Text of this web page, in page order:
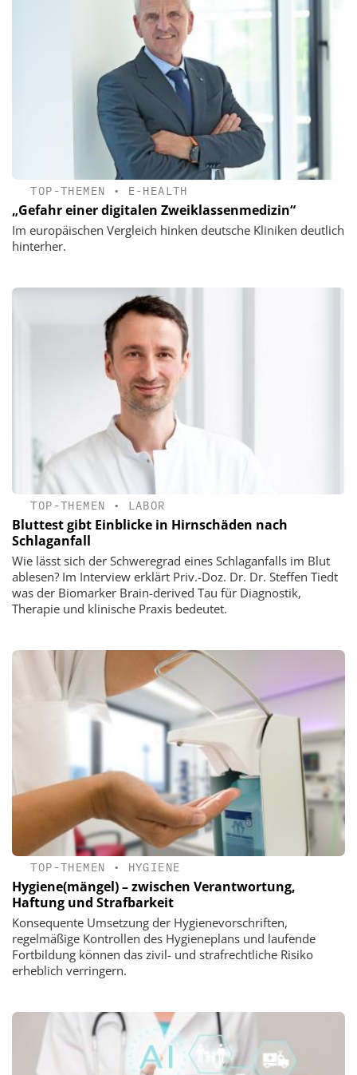
TOP-THEMEN • E-HEALTH
„Gefahr einer digitalen Zweiklassenmedizin“
Im europäischen Vergleich hinken deutsche Kliniken deutlich
hinterher.
TOP-THEMEN • LABOR
Bluttest gibt Einblicke in Hirnschäden nach
Schlaganfall
Wie lässt sich der Schweregrad eines Schlaganfalls im Blut
ablesen? Im Interview erklärt Priv.-Doz. Dr. Dr. Steffen Tiedt
was der Biomarker Brain-derived Tau für Diagnostik,
Therapie und klinische Praxis bedeutet.
TOP-THEMEN • HYGIENE
Hygiene(mängel) – zwischen Verantwortung,
Haftung und Strafbarkeit
Konsequente Umsetzung der Hygienevorschriften,
regelmäßige Kontrollen des Hygieneplans und laufende
Fortbildung können das zivil- und strafrechtliche Risiko
erheblich verringern.